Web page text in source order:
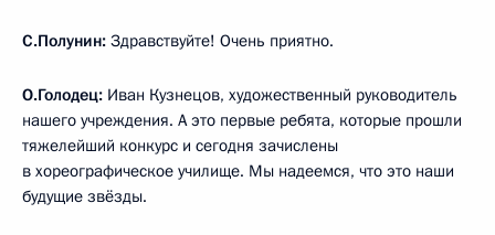
С.Полунин: Здравствуйте! Очень приятно.
О.Голодец: Иван Кузнецов, художественный руководитель
нашего учреждения. А это первые ребята, которые прошли
тяжелейший конкурс и сегодня зачислены
в хореографическое училище. Мы надеемся, что это наши
будущие звёзды.